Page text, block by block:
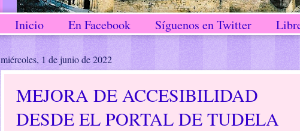
Inicio En Facebook Síguenos en Twitter
miércoles, 1 de junio de 2022
MEJORA DE ACCESIBILIDAD
DESDE EL PORTAL DE TUDELA